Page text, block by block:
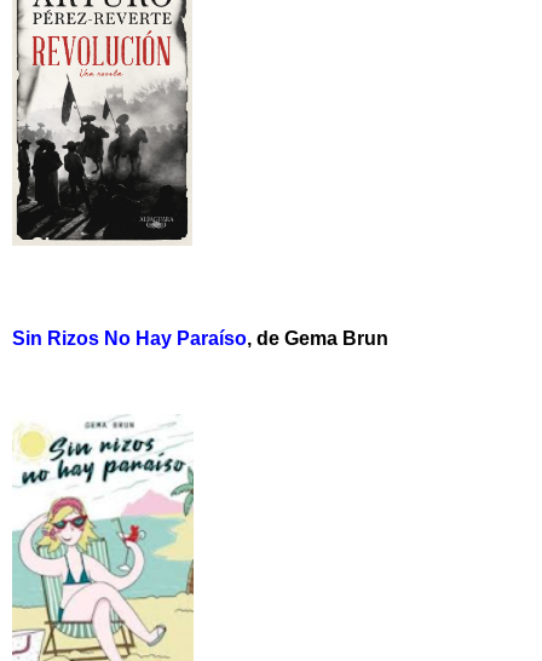
Sin Rizos No Hay Paraíso, de Gema Brun